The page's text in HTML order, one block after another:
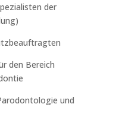
der
den Bereich
und